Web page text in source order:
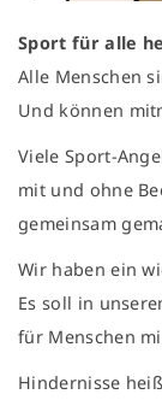
Sport für alle
Alle Menschen
Und können
Viele Sport-
mit und ohne
gemeinsam
Wir haben ein
Es soll in
für Menschen
Hindernisse